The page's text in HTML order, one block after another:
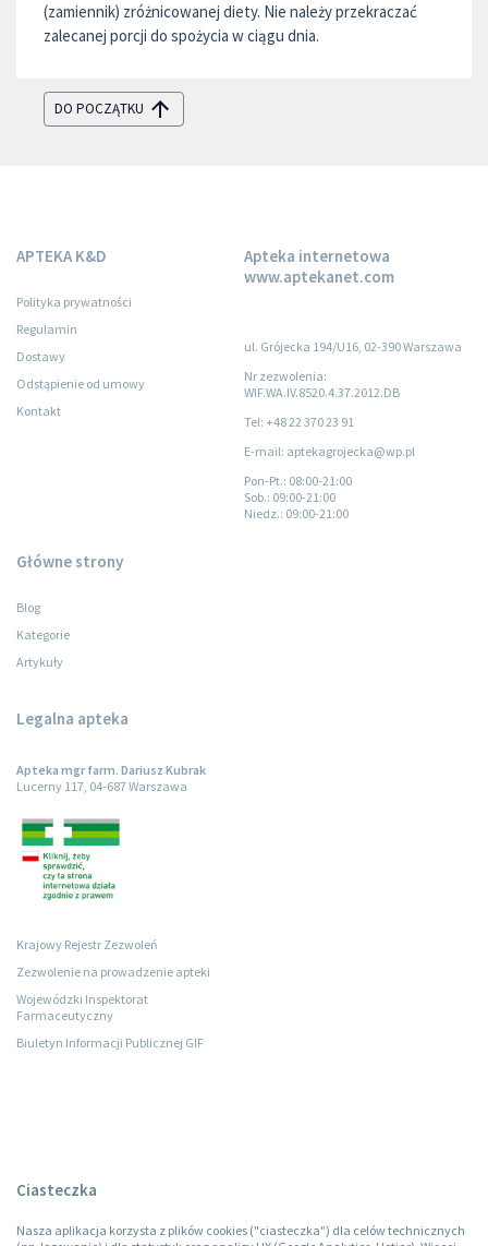
(zamiennik) zróżnicowanej diety. Nie należy przekraczać
zalecanej porcji do spożycia w ciągu dnia.
DO POCZĄTKU
APTEKA K&D
Polityka prywatności
Regulamin
Dostawy
Odstąpienie od umowy
Kontakt
Apteka internetowa
www.aptekanet.com
ul. Grójecka 194/U16, 02-390 Warszawa
Nr zezwolenia:
WIF.WA.IV.8520.4.37.2012.DB
Tel: +48 22 370 23 91
E-mail: aptekagrojecka@wp.pl
Pon-Pt.: 08:00-21:00
Sob.: 09:00-21:00
Niedz.: 09:00-21:00
Główne strony
Blog
Kategorie
Artykuły
Legalna apteka
Apteka mgr farm. Dariusz Kubrak
Lucerny 117, 04-687 Warszawa
Krajowy Rejestr Zezwoleń
Zezwolenie na prowadzenie apteki
Wojewódzki Inspektorat
Farmaceutyczny
Biuletyn Informacji Publicznej GIF
Ciasteczka
Nasza aplikacja korzysta z plików cookies ("ciasteczka") dla celów technicznych